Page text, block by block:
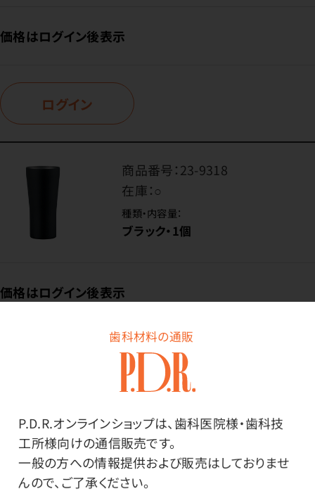
歯科材料の通販
P.D.R.オンラインショップは、歯科医院様・歯科技
工所様向けの通信販売です。
一般の方への情報提供および販売はしておりませ
んので、ご了承ください。
価格はログイン後表示
ログイン
商品番号：23-9318
在庫：○
種類・内容量：
ブラック・1個
価格はログイン後表示
商品詳細